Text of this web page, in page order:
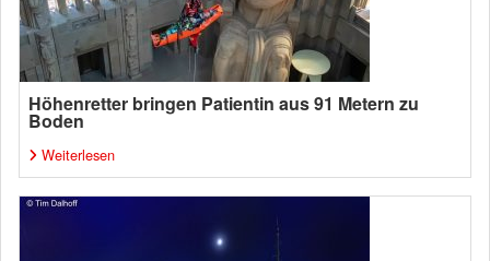
Höhenretter bringen Patientin aus 91 Metern zu
Boden
Weiterlesen